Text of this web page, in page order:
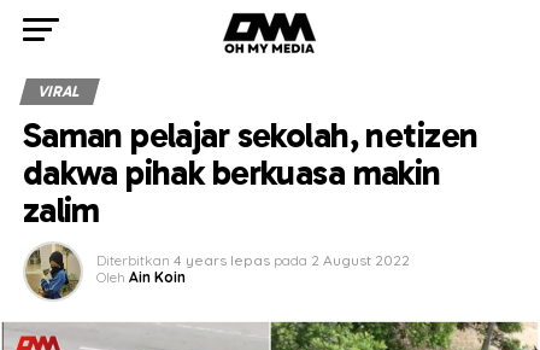
VIRAL
Saman pelajar sekolah, netizen
dakwa pihak berkuasa makin
zalim
Diterbitkan 4 years lepas pada 2 August 2022
Oleh Ain Koin